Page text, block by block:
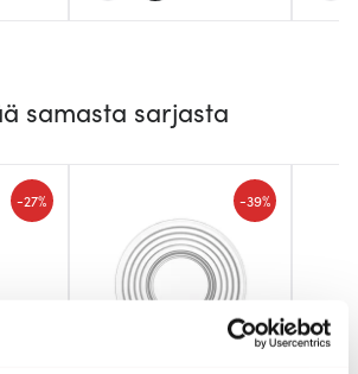
samasta sarjasta
-27% -39%